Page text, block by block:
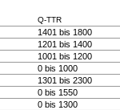
Q-TTR
1401 bis 1800
1201 bis 1400
1001 bis 1200
0 bis 1000
1301 bis 2300
0 bis 1550
0 bis 1300